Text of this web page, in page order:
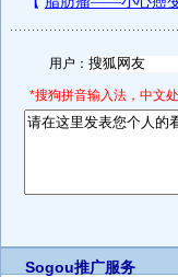
用户：
*搜狗拼音输入法，中文
Sogou推广服务